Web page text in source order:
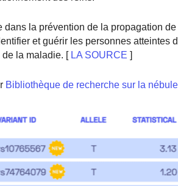
dans la prévention de la propagation
et guérir les personnes atteintes
de la maladie. [LA SOURCE ]
Bibliothèque de recherche sur la